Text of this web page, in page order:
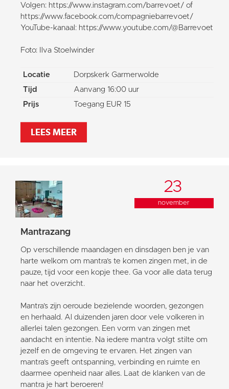
Volgen: https://www.instagram.com/barrevoet/ of
https://www.facebook.com/compagniebarrevoet/
YouTube-kanaal: https://www.youtube.com/@Barrevoet
Foto: Ilva Stoelwinder
Locatie
Dorpskerk Garmerwolde
Tijd
Aanvang 16:00 uur
Prijs
Toegang EUR 15
LEES MEER
23
november
Mantrazang
Op verschillende maandagen en dinsdagen ben je van
harte welkom om mantra’s te komen zingen met, in de
pauze, tijd voor een kopje thee. Ga voor alle data terug
naar het overzicht.
Mantra’s zijn oeroude bezielende woorden, gezongen
en herhaald. Al duizenden jaren door vele volkeren in
allerlei talen gezongen. Een vorm van zingen met
aandacht en intentie. Na iedere mantra volgt stilte om
jezelf en de omgeving te ervaren. Het zingen van
mantra’s geeft ontspanning, verbinding en ruimte en
daarmee openheid naar alles. Laat de klanken van de
mantra je hart beroeren!